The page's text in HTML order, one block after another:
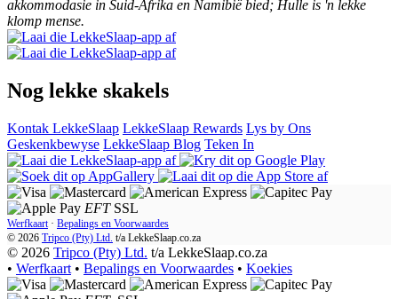
akkommodasie in Suid-Afrika en Namibië bied; Hulle is 'n lekke
klomp mense.
Nog lekke skakels
Kontak LekkeSlaap LekkeSlaap Rewards Lys by Ons
Geskenkbewyse LekkeSlaap Blog Teken In
EFT SSL
Werfkaart · Bepalings en Voorwaardes
© 2026 Tripco (Pty) Ltd. t/a LekkeSlaap.co.za
© 2026 Tripco (Pty) Ltd. t/a LekkeSlaap.co.za
• Werfkaart • Bepalings en Voorwaardes • Koekies